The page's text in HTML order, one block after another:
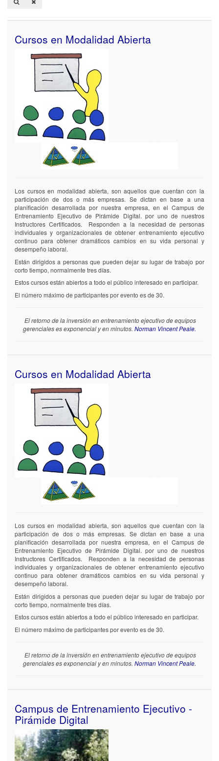
Title
Cursos en Modalidad Abierta
Los cursos en modalidad abierta, son aquellos que cuentan con la
participación de dos o más empresas. Se dictan en base a una
planificación desarrollada por nuestra empresa, en el Campus de
Entrenamiento Ejecutivo de Pirámide Digital. por uno de nuestros
Instructores Certificados. Responden a la necesidad de personas
individuales y organizacionales de obtener entrenamiento ejecutivo
continuo para obtener dramáticos cambios en su vida personal y
desempeño laboral.
Están dirigidos a personas que pueden dejar su lugar de trabajo por
corto tiempo, normalmente tres días.
Estos cursos están abiertos a todo el público interesado en participar.
El número máximo de participantes por evento es de 30.
El retorno de la inversión en entrenamiento ejecutivo de equipos
gerenciales es exponencial y en minutos. Norman Vincent Peale.
Cursos en Modalidad Abierta
Los cursos en modalidad abierta, son aquellos que cuentan con la
participación de dos o más empresas. Se dictan en base a una
planificación desarrollada por nuestra empresa, en el Campus de
Entrenamiento Ejecutivo de Pirámide Digital. por uno de nuestros
Instructores Certificados. Responden a la necesidad de personas
individuales y organizacionales de obtener entrenamiento ejecutivo
continuo para obtener dramáticos cambios en su vida personal y
desempeño laboral.
Están dirigidos a personas que pueden dejar su lugar de trabajo por
corto tiempo, normalmente tres días.
Estos cursos están abiertos a todo el público interesado en participar.
El número máximo de participantes por evento es de 30.
El retorno de la inversión en entrenamiento ejecutivo de equipos
gerenciales es exponencial y en minutos. Norman Vincent Peale.
Campus de Entrenamiento Ejecutivo -
Pirámide Digital